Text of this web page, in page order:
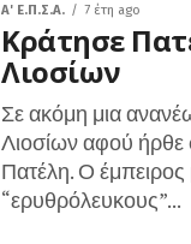
A' Ε.Π.Σ.Α. 7 έτη ago
Κράτησε
Λιοσίων
Σε ακόμη μια
Λιοσίων αφού
Πατέλη. Ο
“ερυθρόλευκους”...